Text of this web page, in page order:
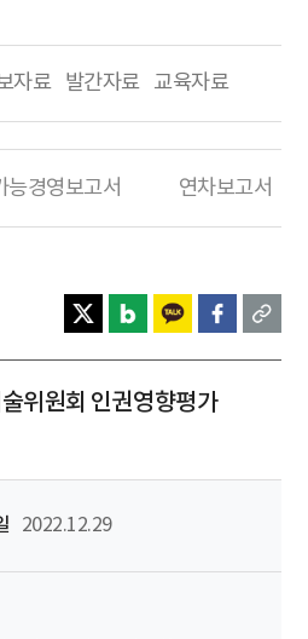
자료 발간자료 교육자료
능경영보고서 연차보고서
위원회 인권영향평가
2022.12.29